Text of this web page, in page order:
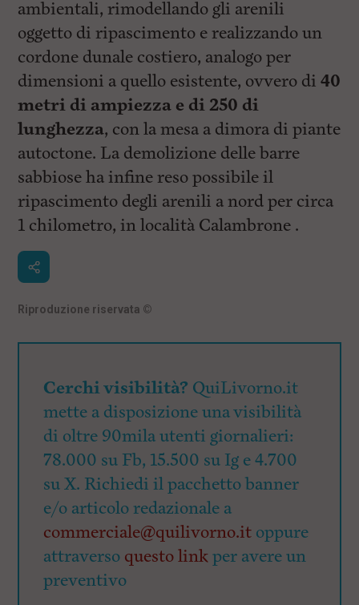
ambientali, rimodellando gli arenili
oggetto di ripascimento e realizzando un
cordone dunale costiero, analogo per
dimensioni a quello esistente, ovvero di40
metri di ampiezza e di 250 di
lunghezza, con la mesa a dimora di piante
autoctone. La demolizione delle barre
sabbiose ha infine reso possibile il
ripascimento degli arenili a nord per circa
1 chilometro, in località Calambrone .
Riproduzione riservata ©
Cerchi visibilità? QuiLivorno.it
mette a disposizione una visibilità
di oltre 90mila utenti giornalieri:
78.000 su Fb, 15.500 su Ig e 4.700
su X. Richiedi il pacchetto banner
e/o articolo redazionale a
commerciale@quilivorno.it oppure
attraverso questo linkper avere un
preventivo